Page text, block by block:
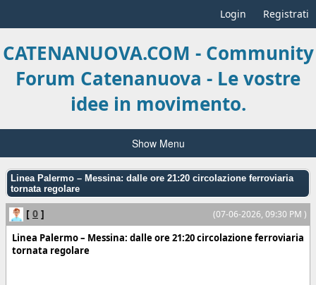
Login Registrati
CATENANUOVA.COM - Community
Forum Catenanuova - Le vostre
idee in movimento.
Show Menu
Linea Palermo – Messina: dalle ore 21:20 circolazione ferroviaria
tornata regolare
(07-06-2026, 09:30 PM )
[ 0 ]
Linea Palermo – Messina: dalle ore 21:20 circolazione ferroviaria
tornata regolare